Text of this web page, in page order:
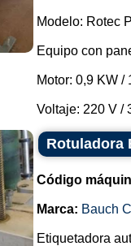
Modelo: Rotec
Equipo con
Motor: 0,9 KW /
Voltaje: 220 V /
Rotuladora
Código
Marca: Bauch
Etiquetadora